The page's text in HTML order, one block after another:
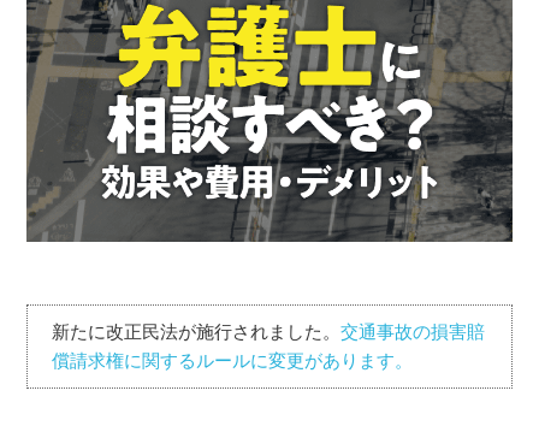
新たに改正民法が施行されました。交通事故の損害賠
償請求権に関するルールに変更があります。